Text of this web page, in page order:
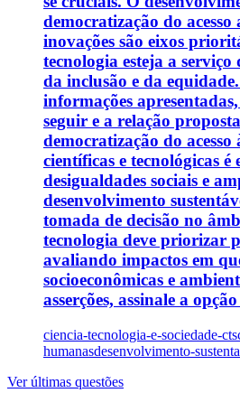
democratização do acesso
inovações são eixos
tecnologia esteja a
da inclusão e da
informações apresentadas,
seguir e a relação
democratização do acesso
científicas e tecnológicas
desigualdades sociais e
desenvolvimento
tomada de decisão no
tecnologia deve priorizar
avaliando impactos em
socioeconômicas e
asserções, assinale a
ciencia-tecnologia-e-sociedade-cts
humanasdesenvolvimento-
Ver últimas questões